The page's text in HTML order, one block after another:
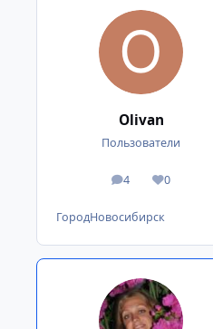
Olivan
Пользователи
4
сообщения
0
Репутация
ГородНовосибирск